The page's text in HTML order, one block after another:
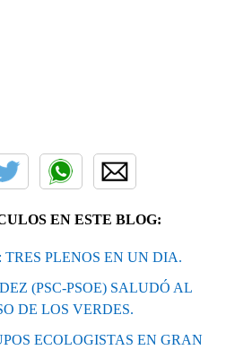
EN ESTE BLOG:
PLENOS EN UN DIA.
(PSC-PSOE) SALUDÓ AL
DE LOS VERDES.
ECOLOGISTAS EN GRAN